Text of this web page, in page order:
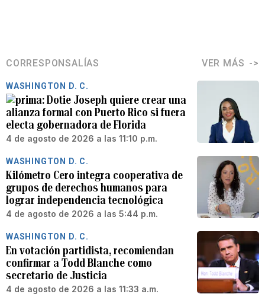
CORRESPONSALÍAS VER MÁS
WASHINGTON D. C.
Dotie Joseph quiere crear una
alianza formal con Puerto Rico si fuera
electa gobernadora de Florida
4 de agosto de 2026 a las 11:10 p.m.
WASHINGTON D. C.
Kilómetro Cero integra cooperativa de
grupos de derechos humanos para
lograr independencia tecnológica
4 de agosto de 2026 a las 5:44 p.m.
WASHINGTON D. C.
En votación partidista, recomiendan
confirmar a Todd Blanche como
secretario de Justicia
4 de agosto de 2026 a las 11:33 a.m.